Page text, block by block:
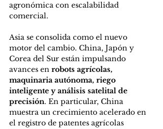
agronómica con escalabilidad
comercial.
Asia se consolida como el nuevo
motor del cambio. China, Japón y
Corea del Sur están impulsando
avances en robots agrícolas,
maquinaria autónoma, riego
inteligente y análisis satelital de
precisión. En particular, China
muestra un crecimiento acelerado en
el registro de patentes agrícolas